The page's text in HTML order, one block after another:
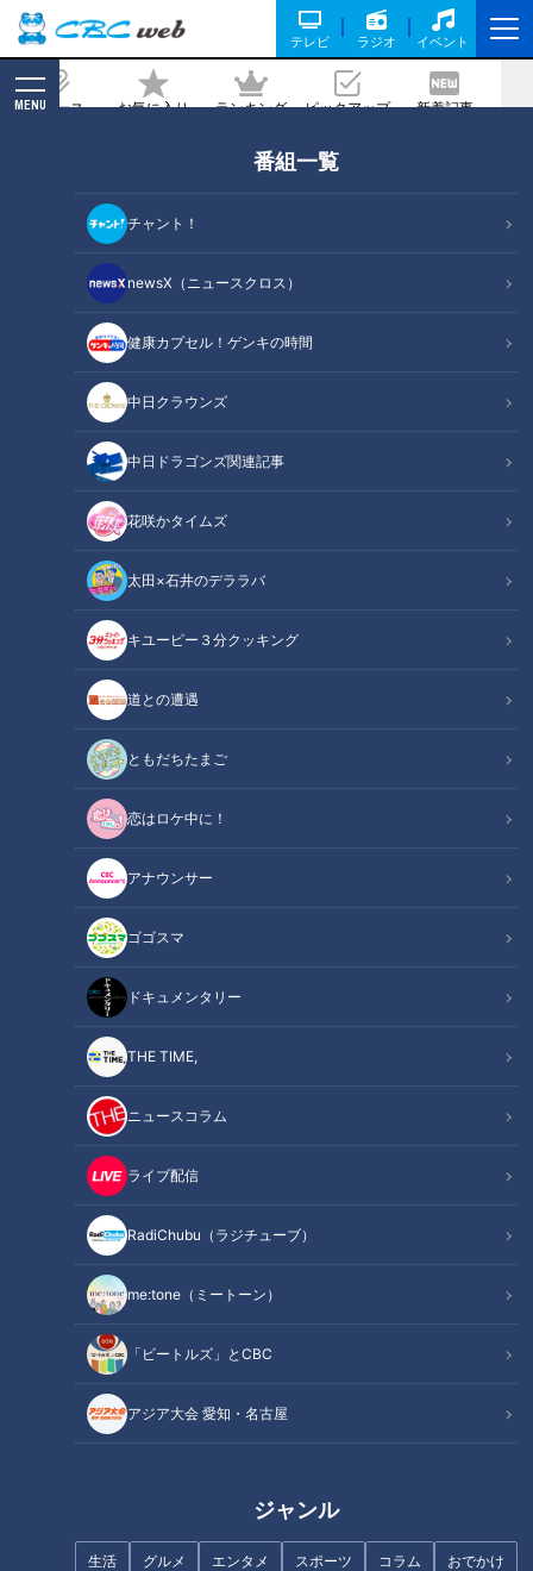
テレビ ラジオ イベント
ニュース お気に入り ランキング ピックアップ 新着記事
MENU
番組一覧
チャント！
newsX（ニュースクロス）
健康カプセル！ゲンキの時間
中日クラウンズ
中日ドラゴンズ関連記事
花咲かタイムズ
太田×石井のデララバ
キユーピー３分クッキング
道との遭遇
ともだちたまご
恋はロケ中に！
アナウンサー
ゴゴスマ
ドキュメンタリー
THE TIME,
ニュースコラム
ライブ配信
RadiChubu（ラジチューブ）
me:tone（ミートーン）
「ビートルズ」とCBC
アジア大会 愛知・名古屋
ジャンル
生活 グルメ エンタメ スポーツ コラム おでかけ
記事に戻る
寿命を縮める座りすぎの恐怖
この記事の画像
この記事を見たあなたへのおすすめ
歳をとって気になる身体の変化
「包丁の柄」から“食中毒”…人気
の「低温調理」リスクは？ホン
トにあった怖〜い食中毒
「老化」のスピードには個人